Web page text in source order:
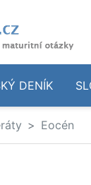
DENÍK
Eocén